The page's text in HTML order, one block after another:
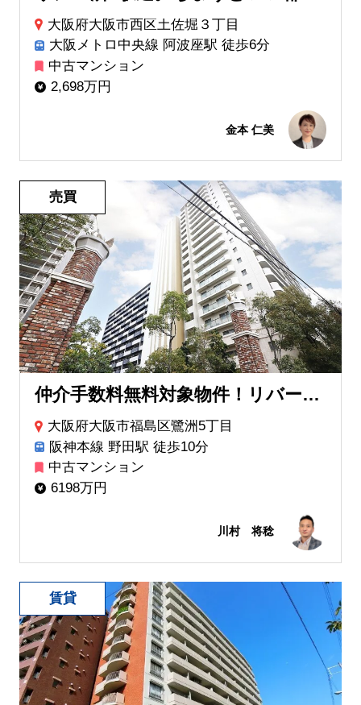
大阪府大阪市西区土佐堀３丁目
大阪メトロ中央線 阿波座駅 徒歩6分
中古マンション
2,698万円
金本 仁美
仲介手数料無料対象物件！リバーガーデン福島木漏れ日の丘AB棟
大阪府大阪市福島区鷺洲5丁目
阪神本線 野田駅 徒歩10分
中古マンション
6198万円
川村 将稔
売買
賃貸